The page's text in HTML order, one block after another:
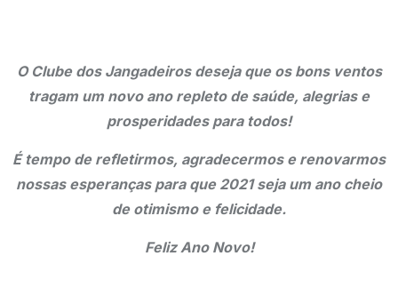
O Clube dos Jangadeiros deseja que os bons ventos
tragam um novo ano repleto de saúde, alegrias e
prosperidades para todos!
É tempo de refletirmos, agradecermos e renovarmos
nossas esperanças para que 2021 seja um ano cheio
de otimismo e felicidade.
Feliz Ano Novo!